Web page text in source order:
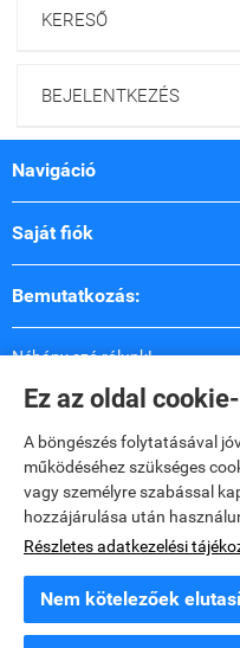
Ez az oldal
A böngészés folytatásával
működéséhez szükséges
vagy személyre szabással
hozzájárulása után
Részletes adatkezelési
Nem kötelezőek
KERESŐ
BEJELENTKEZÉS
Navigáció
Saját fiók
Bemutatkozás:
Néhány szó rólunk!
Célunk, a fodrászok és a
új termékekkel való kiszolgálása.
Hozzáértő tanácsadással
rendelkezésére!
Elérhetőségek